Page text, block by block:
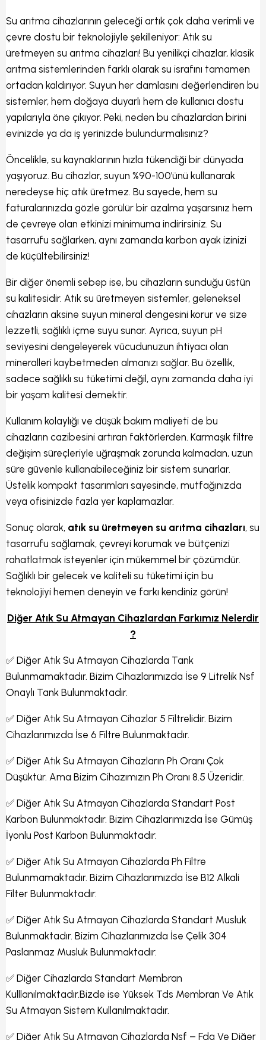
Su arıtma cihazlarının geleceği artık çok daha verimli ve
çevre dostu bir teknolojiyle şekilleniyor: Atık su
üretmeyen su arıtma cihazları! Bu yenilikçi cihazlar, klasik
arıtma sistemlerinden farklı olarak su israfını tamamen
ortadan kaldırıyor. Suyun her damlasını değerlendiren bu
sistemler, hem doğaya duyarlı hem de kullanıcı dostu
yapılarıyla öne çıkıyor. Peki, neden bu cihazlardan birini
evinizde ya da iş yerinizde bulundurmalısınız?
Öncelikle, su kaynaklarının hızla tükendiği bir dünyada
yaşıyoruz. Bu cihazlar, suyun %90-100’ünü kullanarak
neredeyse hiç atık üretmez. Bu sayede, hem su
faturalarınızda gözle görülür bir azalma yaşarsınız hem
de çevreye olan etkinizi minimuma indirirsiniz. Su
tasarrufu sağlarken, aynı zamanda karbon ayak izinizi
de küçültebilirsiniz!
Bir diğer önemli sebep ise, bu cihazların sunduğu üstün
su kalitesidir. Atık su üretmeyen sistemler, geleneksel
cihazların aksine suyun mineral dengesini korur ve size
lezzetli, sağlıklı içme suyu sunar. Ayrıca, suyun pH
seviyesini dengeleyerek vücudunuzun ihtiyacı olan
mineralleri kaybetmeden almanızı sağlar. Bu özellik,
sadece sağlıklı su tüketimi değil, aynı zamanda daha iyi
bir yaşam kalitesi demektir.
Kullanım kolaylığı ve düşük bakım maliyeti de bu
cihazların cazibesini artıran faktörlerden. Karmaşık filtre
değişim süreçleriyle uğraşmak zorunda kalmadan, uzun
süre güvenle kullanabileceğiniz bir sistem sunarlar.
Üstelik kompakt tasarımları sayesinde, mutfağınızda
veya ofisinizde fazla yer kaplamazlar.
Sonuç olarak, atık su üretmeyen su arıtma cihazları, su
tasarrufu sağlamak, çevreyi korumak ve bütçenizi
rahatlatmak isteyenler için mükemmel bir çözümdür.
Sağlıklı bir gelecek ve kaliteli su tüketimi için bu
teknolojiyi hemen deneyin ve farkı kendiniz görün!
Diğer Atık Su Atmayan Cihazlardan Farkımız Nelerdir
?
✅ Diğer Atık Su Atmayan Cihazlarda Tank
Bulunmamaktadır. Bizim Cihazlarımızda İse 9 Litrelik Nsf
Onaylı Tank Bulunmaktadır.
✅ Diğer Atık Su Atmayan Cihazlar 5 Filtrelidir. Bizim
Cihazlarımızda İse 6 Filtre Bulunmaktadır.
✅ Diğer Atık Su Atmayan Cihazların Ph Oranı Çok
Düşüktür. Ama Bizim Cihazımızın Ph Oranı 8.5 Üzeridir.
✅ Diğer Atık Su Atmayan Cihazlarda Standart Post
Karbon Bulunmaktadır. Bizim Cihazlarımızda İse Gümüş
İyonlu Post Karbon Bulunmaktadır.
✅ Diğer Atık Su Atmayan Cihazlarda Ph Filtre
Bulunmamaktadır. Bizim Cihazlarımızda İse B12 Alkali
Filter Bulunmaktadır.
✅ Diğer Atık Su Atmayan Cihazlarda Standart Musluk
Bulunmaktadır. Bizim Cihazlarımızda İse Çelik 304
Paslanmaz Musluk Bulunmaktadır.
✅ Diğer Cihazlarda Standart Membran
Kulllanılmaktadır.Bizde ise Yüksek Tds Membran Ve Atık
Su Atmayan Sistem Kullanılmaktadır.
✅ Diğer Atık Su Atmayan Cihazlarda Nsf – Fda Ve Diğer